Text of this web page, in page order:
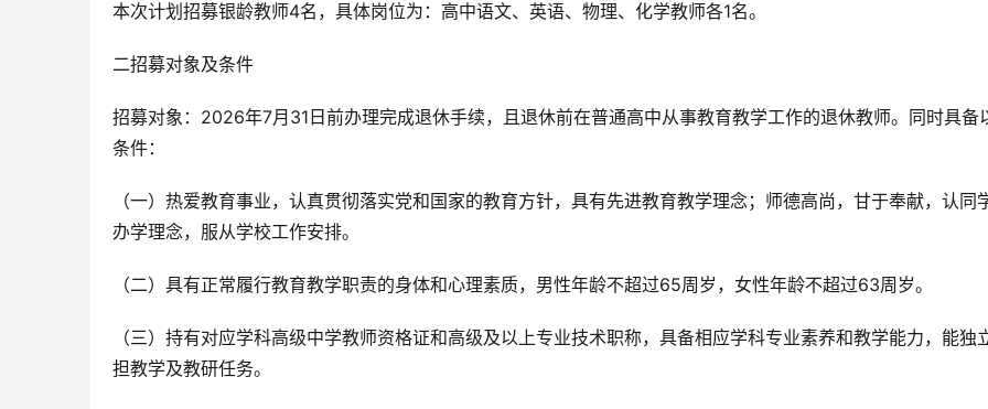
本次计划招募银龄教师4名，具体岗位为：高中语文、英语、物理、化学教师各1名。
二招募对象及条件
招募对象：2026年7月31日前办理完成退休手续，且退休前在普通高中从事教育教学工作的退休教师。同时具备
条件：
（一）热爱教育事业，认真贯彻落实党和国家的教育方针，具有先进教育教学理念；师德高尚，甘于奉献，认同
办学理念，服从学校工作安排。
（二）具有正常履行教育教学职责的身体和心理素质，男性年龄不超过65周岁，女性年龄不超过63周岁。
（三）持有对应学科高级中学教师资格证和高级及以上专业技术职称，具备相应学科专业素养和教学能力，能独
担教学及教研任务。